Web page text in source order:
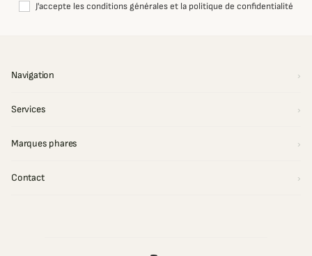
J'accepte les conditions générales et la politique de confidentialité
Navigation
Services
Marques phares
Contact